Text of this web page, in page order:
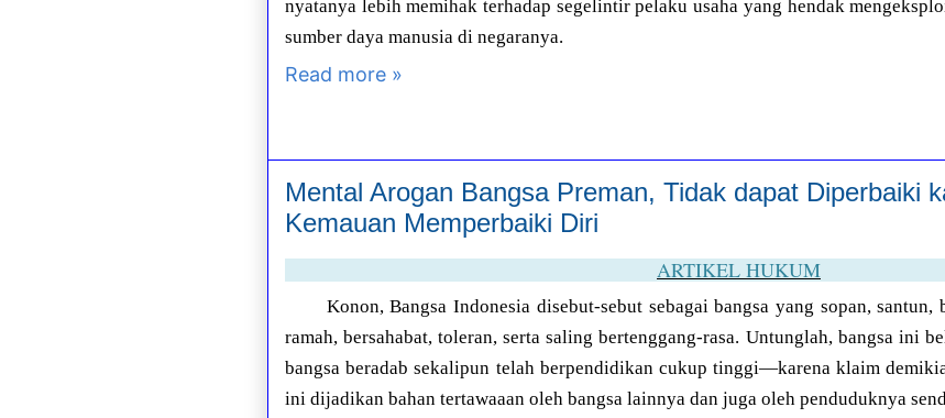
nyatanya lebih memihak terhadap segelintir pelaku usaha yang hendak
sumber daya manusia di negaranya.
Read more »
Mental Arogan Bangsa Preman, Tidak dapat Diperbaiki
Kemauan Memperbaiki Diri
ARTIKEL HUKUM
Konon, Bangsa Indonesia disebut-sebut sebagai bangsa yang sopan,
ramah, bersahabat, toleran, serta saling bertenggang-rasa. Untunglah, bangsa ini
bangsa beradab sekalipun telah berpendidikan cukup tinggi—karena klaim
ini dijadikan bahan tertawaaan oleh bangsa lainnya dan juga oleh penduduknya